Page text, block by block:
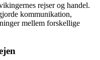
rejser og handel.
kommunikation,
mellem forskellige